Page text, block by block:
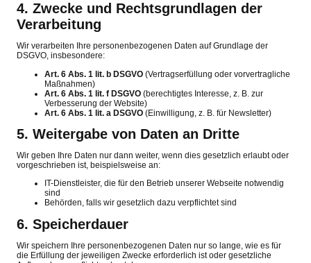
4. Zwecke und Rechtsgrundlagen der
Verarbeitung
Wir verarbeiten Ihre personenbezogenen Daten auf Grundlage der
DSGVO, insbesondere:
Art. 6 Abs. 1 lit. b DSGVO (Vertragserfüllung oder vorvertragliche
Maßnahmen)
Art. 6 Abs. 1 lit. f DSGVO (berechtigtes Interesse, z. B. zur
Verbesserung der Website)
Art. 6 Abs. 1 lit. a DSGVO (Einwilligung, z. B. für Newsletter)
5. Weitergabe von Daten an Dritte
Wir geben Ihre Daten nur dann weiter, wenn dies gesetzlich erlaubt oder
vorgeschrieben ist, beispielsweise an:
IT-Dienstleister, die für den Betrieb unserer Webseite notwendig
sind
Behörden, falls wir gesetzlich dazu verpflichtet sind
6. Speicherdauer
Wir speichern Ihre personenbezogenen Daten nur so lange, wie es für
die Erfüllung der jeweiligen Zwecke erforderlich ist oder gesetzliche